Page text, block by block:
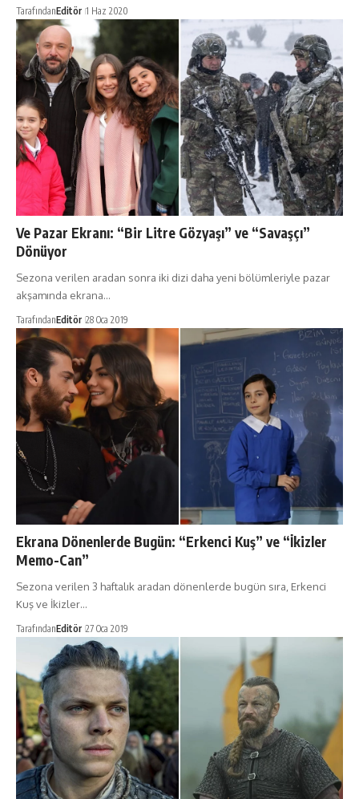
TarafındanEditör 1 Haz 2020
Ve Pazar Ekranı: “Bir Litre Gözyaşı” ve “Savaşçı”
Dönüyor
Sezona verilen aradan sonra iki dizi daha yeni bölümleriyle pazar
akşamında ekrana…
TarafındanEditör 28 Oca 2019
Ekrana Dönenlerde Bugün: “Erkenci Kuş” ve “İkizler
Memo-Can”
Sezona verilen 3 haftalık aradan dönenlerde bugün sıra, Erkenci
Kuş ve İkizler…
TarafındanEditör 27 Oca 2019